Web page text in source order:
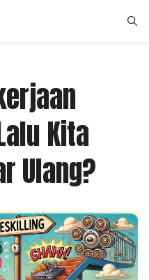
Kita
Ulang?